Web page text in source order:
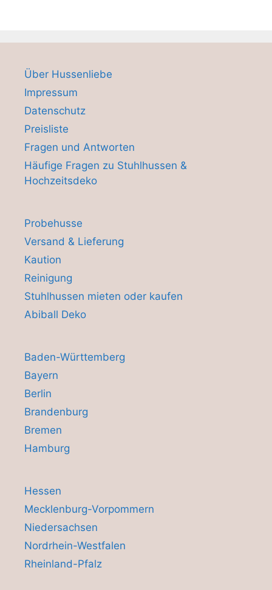
Über Hussenliebe
Impressum
Datenschutz
Preisliste
Fragen und Antworten
Häufige Fragen zu Stuhlhussen &
Hochzeitsdeko
Probehusse
Versand & Lieferung
Kaution
Reinigung
Stuhlhussen mieten oder kaufen
Abiball Deko
Baden-Württemberg
Bayern
Berlin
Brandenburg
Bremen
Hamburg
Hessen
Mecklenburg-Vorpommern
Niedersachsen
Nordrhein-Westfalen
Rheinland-Pfalz